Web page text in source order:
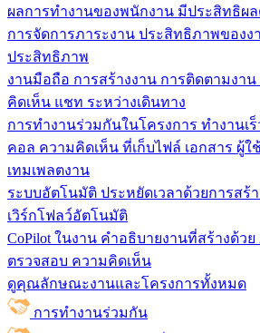
ผลการทำงานของพนักงาน มีประสิทธิผ
การจัดการภาระงาน ประสิทธิภาพของง
ประสิทธิภาพ
งานมือถือ การสร้างงาน การติดตามงาน
คิดเห็น แชท ระหว่างเดินทาง
การทำงานร่วมกันในโครงการ ทํางานเ
คอล ความคิดเห็น ที่เก็บไฟล์ เอกสาร ผู้ใ
เทมเพลตงาน
ระบบอัตโนมัติ ประหยัดเวลาด้วยการสร้
เวิร์กโฟลว์อัตโนมัติ
CoPilot ในงาน คำอธิบายงานที่สร้างด้วย
ตรวจสอบ ความคิดเห็น
ดูคุณลักษณะงานและโครงการทั้งหมด
การทำงานร่วมกัน